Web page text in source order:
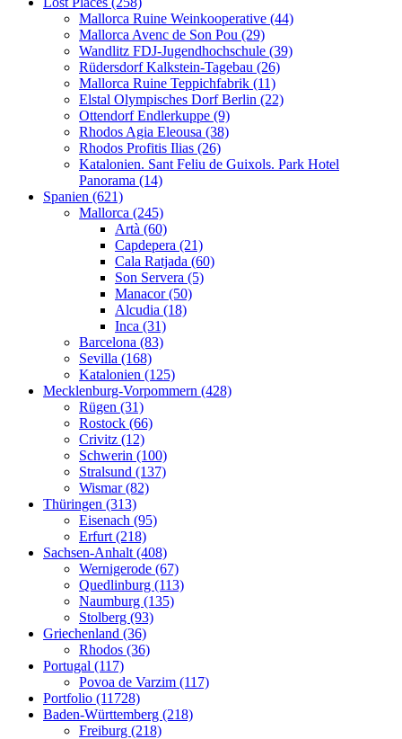
Mallorca Ruine Weinkooperative (44)
Mallorca Avenc de Son Pou (29)
Wandlitz FDJ-Jugendhochschule (39)
Rüdersdorf Kalkstein-Tagebau (26)
Mallorca Ruine Teppichfabrik (11)
Elstal Olympisches Dorf Berlin (22)
Ottendorf Endlerkuppe (9)
Rhodos Agia Eleousa (38)
Rhodos Profitis Ilias (26)
Katalonien. Sant Feliu de Guixols. Park Hotel
Panorama (14)
Spanien (621)
Mallorca (245)
Artà (60)
Capdepera (21)
Cala Ratjada (60)
Son Servera (5)
Manacor (50)
Alcudia (18)
Inca (31)
Barcelona (83)
Sevilla (168)
Katalonien (125)
Mecklenburg-Vorpommern (428)
Rügen (31)
Rostock (66)
Crivitz (12)
Schwerin (100)
Stralsund (137)
Wismar (82)
Thüringen (313)
Eisenach (95)
Erfurt (218)
Sachsen-Anhalt (408)
Wernigerode (67)
Quedlinburg (113)
Naumburg (135)
Stolberg (93)
Griechenland (36)
Rhodos (36)
Portugal (117)
Povoa de Varzim (117)
Portfolio (11728)
Baden-Württemberg (218)
Freiburg (218)